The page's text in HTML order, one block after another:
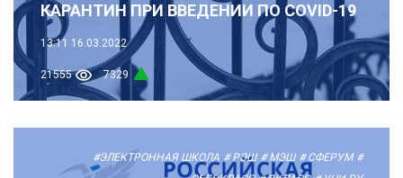
КАРАНТИН ПРИ ВВЕДЕНИИ ПО COVID-19
13:11 16.03.2022
21555 7329
#ЭЛЕКТРОННАЯ ШКОЛА # РЭШ # МЭШ # СФЕРУМ #